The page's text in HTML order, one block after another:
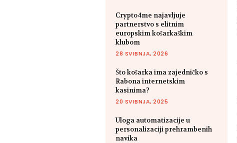
Crypto4me najavljuje
partnerstvo s elitnim
europskim košarkaškim
klubom
28 SVIBNJA, 2026
Što košarka ima zajedničko s
Rabona internetskim
kasinima?
20 SVIBNJA, 2025
Uloga automatizacije u
personalizaciji prehrambenih
navika